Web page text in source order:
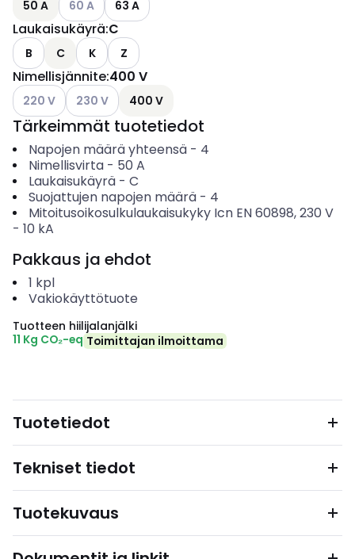
50 A
60 A 63 A
Laukaisukäyrä:C
B C K Z
Nimellisjännite:400 V
Katso käytettävissä olevat vaihtoehdot
220 V Katso käytettävissä olevat vaihtoehdot
230 V 400 V
Tärkeimmät tuotetiedot
Napojen määrä yhteensä- 4
Nimellisvirta- 50 A
Laukaisukäyrä- C
Suojattujen napojen määrä- 4
Mitoitusoikosulkulaukaisukyky Icn EN 60898, 230 V
- 10 kA
Pakkaus ja ehdot
1 kpl
Vakiokäyttötuote
Tuotteen hiilijalanjälki
11 Kg CO₂-eq Toimittajan ilmoittama
Tuotetiedot
Tekniset tiedot
Tuotekuvaus